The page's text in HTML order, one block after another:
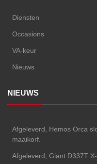
Diensten
Occasions
VA-keur
Nieuws
NIEUWS
Afgeleverd, Hemos Orca
maaikorf.
Afgeleverd, Giant D337T